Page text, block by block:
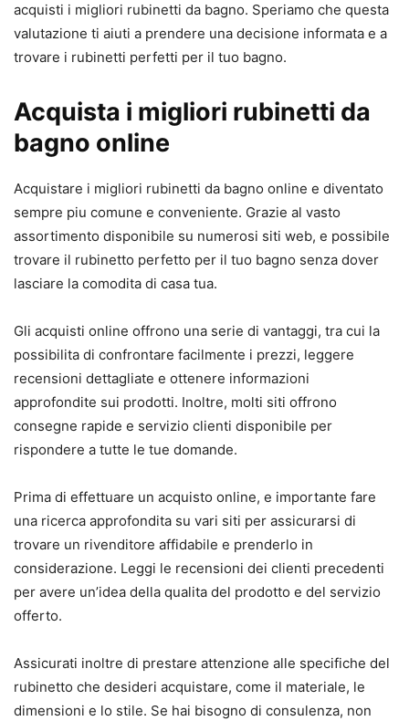
acquisti i migliori rubinetti da bagno. Speriamo che questa
valutazione ti aiuti a prendere una decisione informata e a
trovare i rubinetti perfetti per il tuo bagno.
Acquista i migliori rubinetti da
bagno online
Acquistare i migliori rubinetti da bagno online e diventato
sempre piu comune e conveniente. Grazie al vasto
assortimento disponibile su numerosi siti web, e possibile
trovare il rubinetto perfetto per il tuo bagno senza dover
lasciare la comodita di casa tua.
Gli acquisti online offrono una serie di vantaggi, tra cui la
possibilita di confrontare facilmente i prezzi, leggere
recensioni dettagliate e ottenere informazioni
approfondite sui prodotti. Inoltre, molti siti offrono
consegne rapide e servizio clienti disponibile per
rispondere a tutte le tue domande.
Prima di effettuare un acquisto online, e importante fare
una ricerca approfondita su vari siti per assicurarsi di
trovare un rivenditore affidabile e prenderlo in
considerazione. Leggi le recensioni dei clienti precedenti
per avere un’idea della qualita del prodotto e del servizio
offerto.
Assicurati inoltre di prestare attenzione alle specifiche del
rubinetto che desideri acquistare, come il materiale, le
dimensioni e lo stile. Se hai bisogno di consulenza, non